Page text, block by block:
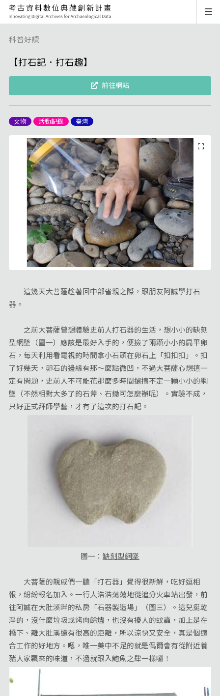
科普好讀
【打石記．打石趣】
前往網站
文物 活動記錄 臺灣
這幾天大菩薩趁著回中部省親之際，跟朋友阿誠學打石
器。
之前大菩薩曾想體驗史前人打石器的生活，想小小的缺刻
型網墜（圖一）應該是最好入手的，便撿了兩顆小小的扁平卵
石，每天利用看電視的時間拿小石頭在卵石上「扣扣扣」。扣
了好幾天，卵石的邊緣有那～麼點微凹，不過大菩薩心想這一
定有問題，史前人不可能花那麼多時間還搞不定一顆小小的網
墜（不然相對大多了的石斧、石鋤可怎麼辦呢）。實驗不成，
只好正式拜師學藝，才有了這次的打石記。
圖一： 缺刻型網墜
大菩薩的親戚們一聽「打石器」覺得很新鮮，吃好逗相
報，紛紛報名加入。一行人浩浩蕩蕩地從追分火車站出發，前
往阿誠在大肚溪畔的私房「石器製造場」（圖三）。這兒挺乾
淨的，沒什麼垃圾或烤肉餘燼，也沒有擾人的蚊蟲，加上是在
橋下、離大肚溪還有很高的距離，所以涼快又安全，真是個適
合工作的好地方。嗯，唯一美中不足的就是偶爾會有從附近養
豬人家飄來的味道，不過就跟入鮑魚之肆一樣囉！